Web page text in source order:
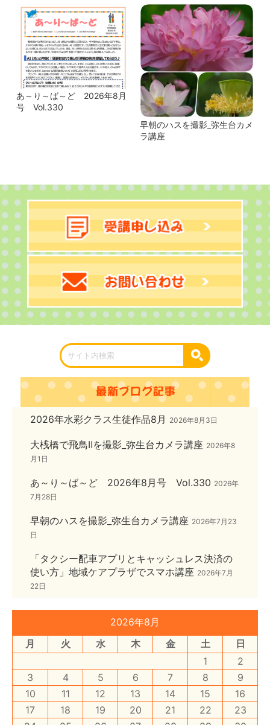
あ～り～ば～ど 2026年8月
号 Vol.330
早朝のハスを撮影_弥生台カメ
ラ講座
2026年水彩クラス生徒作品8月 2026年8月3日
大桟橋で飛鳥Ⅱを撮影_弥生台カメラ講座 2026年8
月1日
あ～り～ば～ど 2026年8月号 Vol.330 2026年
7月28日
早朝のハスを撮影_弥生台カメラ講座 2026年7月23
日
「タクシー配車アプリとキャッシュレス決済の
使い方」地域ケアプラザでスマホ講座 2026年7月
22日
2026年8月
月
火 水 木 金 土
日
1
2
3
4 5 6 7 8
9
10
11 12 13 14 15
16
17
18 19 20 21 22
23